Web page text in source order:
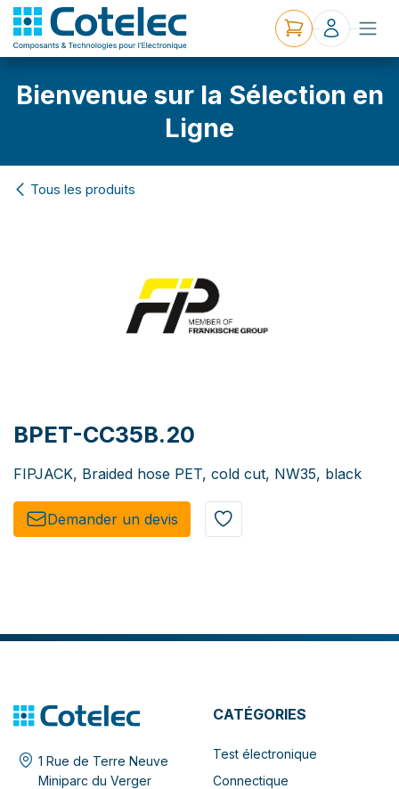
Bienvenue sur la Sélection en
Ligne
Tous les produits
BPET-CC35B.20
FIPJACK, Braided hose PET, cold cut, NW35, black
Demander un de​​vis​​
1 Rue de Terre Neuve
Miniparc du Verger
CATÉGORIES
Test électronique
Connectique